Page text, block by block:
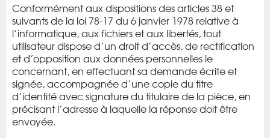
Conformément aux dispositions des articles 38 et
suivants de la loi 78-17 du 6 janvier 1978 relative à
l’informatique, aux fichiers et aux libertés, tout
utilisateur dispose d’un droit d’accès, de rectification
et d’opposition aux données personnelles le
concernant, en effectuant sa demande écrite et
signée, accompagnée d’une copie du titre
d’identité avec signature du titulaire de la pièce, en
précisant l’adresse à laquelle la réponse doit être
envoyée.